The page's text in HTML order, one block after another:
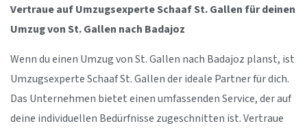
Vertraue auf Umzugsexperte Schaaf St. Gallen für deinen
Umzug von St. Gallen nach Badajoz
Wenn du einen Umzug von St. Gallen nach Badajoz planst, ist
Umzugsexperte Schaaf St. Gallen der ideale Partner für dich.
Das Unternehmen bietet einen umfassenden Service, der auf
deine individuellen Bedürfnisse zugeschnitten ist. Vertraue